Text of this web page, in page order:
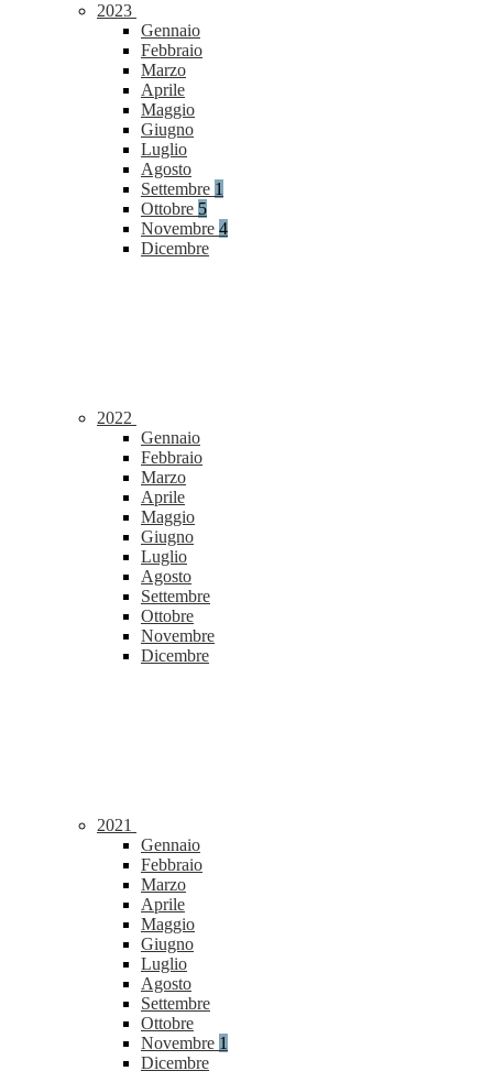
2023
Gennaio
Febbraio
Marzo
Aprile
Maggio
Giugno
Luglio
Agosto
Settembre 1
Ottobre 5
Novembre 4
Dicembre
2022
Gennaio
Febbraio
Marzo
Aprile
Maggio
Giugno
Luglio
Agosto
Settembre
Ottobre
Novembre
Dicembre
2021
Gennaio
Febbraio
Marzo
Aprile
Maggio
Giugno
Luglio
Agosto
Settembre
Ottobre
Novembre 1
Dicembre